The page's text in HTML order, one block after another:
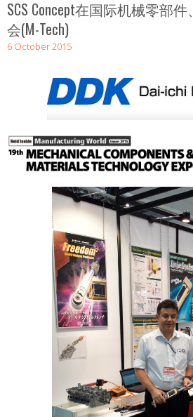
SCS Concept在国际机械零部
会(M-Tech)
6 October 2015